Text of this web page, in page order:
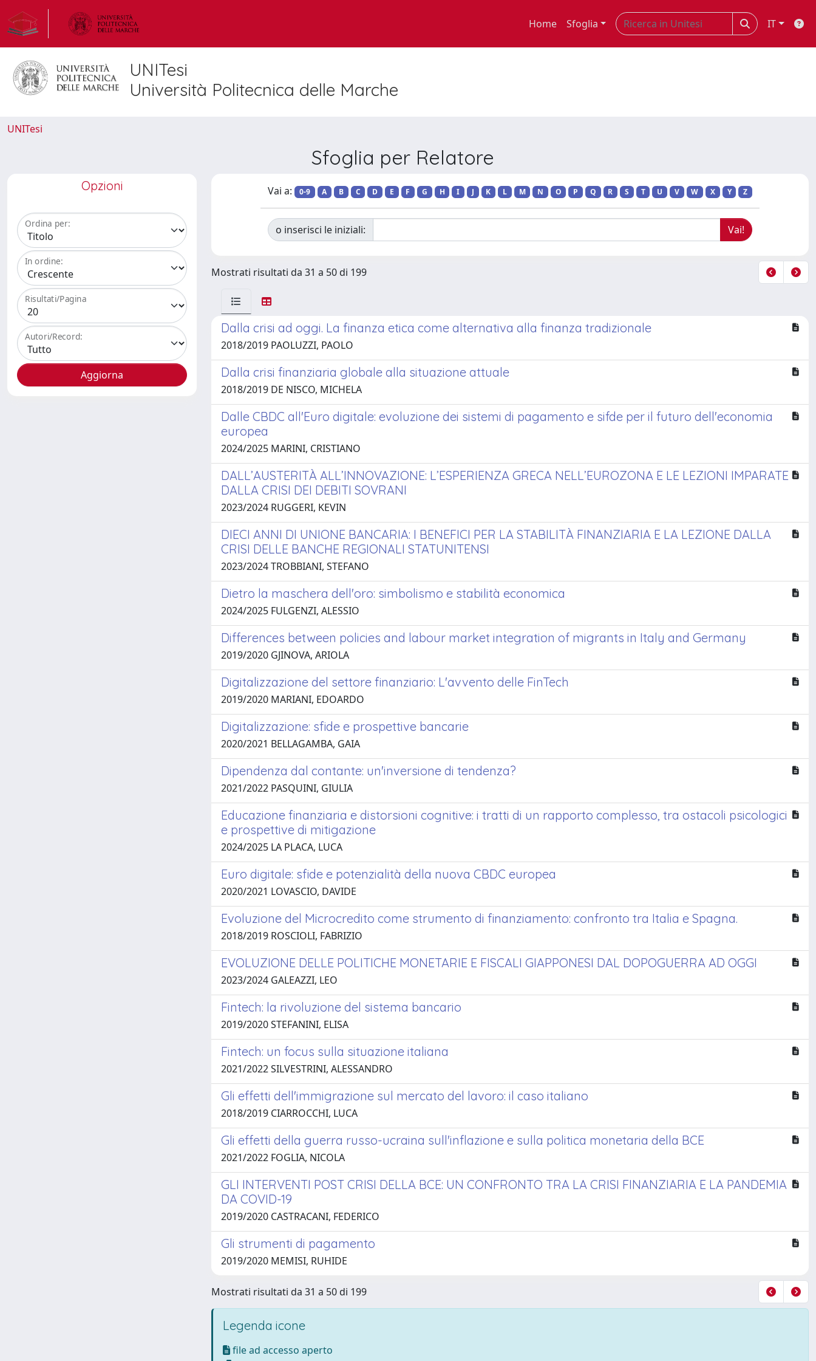
Home Sfoglia IT
UNITesi
Università Politecnica delle Marche
UNITesi
Sfoglia per Relatore
Opzioni
Ordina per:
In ordine:
Risultati/Pagina
Autori/Record:
Vai a: 0-9 A B C D E F G H I J K L M N O P Q R S T U V W X Y Z
o inserisci le iniziali:
Mostrati risultati da 31 a 50 di 199
Dalla crisi ad oggi. La finanza etica come alternativa alla finanza tradizionale
2018/2019 PAOLUZZI, PAOLO
Dalla crisi finanziaria globale alla situazione attuale
2018/2019 DE NISCO, MICHELA
Dalle CBDC all'Euro digitale: evoluzione dei sistemi di pagamento e sifde per il futuro dell'economia
europea
2024/2025 MARINI, CRISTIANO
DALL’AUSTERITÀ ALL’INNOVAZIONE: L’ESPERIENZA GRECA NELL’EUROZONA E LE LEZIONI IMPARATE
DALLA CRISI DEI DEBITI SOVRANI
2023/2024 RUGGERI, KEVIN
DIECI ANNI DI UNIONE BANCARIA: I BENEFICI PER LA STABILITÀ FINANZIARIA E LA LEZIONE DALLA
CRISI DELLE BANCHE REGIONALI STATUNITENSI
2023/2024 TROBBIANI, STEFANO
Dietro la maschera dell'oro: simbolismo e stabilità economica
2024/2025 FULGENZI, ALESSIO
Differences between policies and labour market integration of migrants in Italy and Germany
2019/2020 GJINOVA, ARIOLA
Digitalizzazione del settore finanziario: L'avvento delle FinTech
2019/2020 MARIANI, EDOARDO
Digitalizzazione: sfide e prospettive bancarie
2020/2021 BELLAGAMBA, GAIA
Dipendenza dal contante: un'inversione di tendenza?
2021/2022 PASQUINI, GIULIA
Educazione finanziaria e distorsioni cognitive: i tratti di un rapporto complesso, tra ostacoli psicologici
e prospettive di mitigazione
2024/2025 LA PLACA, LUCA
Euro digitale: sfide e potenzialità della nuova CBDC europea
2020/2021 LOVASCIO, DAVIDE
Evoluzione del Microcredito come strumento di finanziamento: confronto tra Italia e Spagna.
2018/2019 ROSCIOLI, FABRIZIO
EVOLUZIONE DELLE POLITICHE MONETARIE E FISCALI GIAPPONESI DAL DOPOGUERRA AD OGGI
2023/2024 GALEAZZI, LEO
Fintech: la rivoluzione del sistema bancario
2019/2020 STEFANINI, ELISA
Fintech: un focus sulla situazione italiana
2021/2022 SILVESTRINI, ALESSANDRO
Gli effetti dell'immigrazione sul mercato del lavoro: il caso italiano
2018/2019 CIARROCCHI, LUCA
Gli effetti della guerra russo-ucraina sull'inflazione e sulla politica monetaria della BCE
2021/2022 FOGLIA, NICOLA
GLI INTERVENTI POST CRISI DELLA BCE: UN CONFRONTO TRA LA CRISI FINANZIARIA E LA PANDEMIA
DA COVID-19
2019/2020 CASTRACANI, FEDERICO
Gli strumenti di pagamento
2019/2020 MEMISI, RUHIDE
Mostrati risultati da 31 a 50 di 199
Legenda icone
file ad accesso aperto